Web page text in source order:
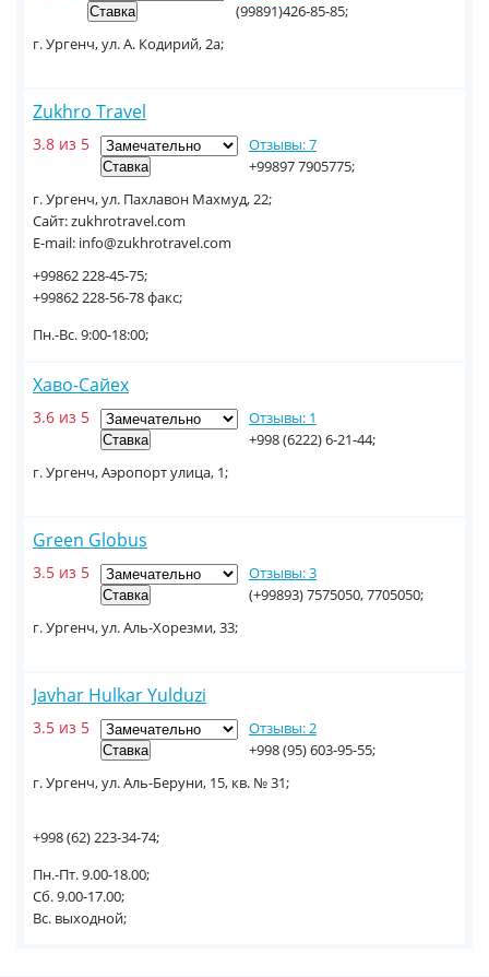
г. Ургенч, ул. А. Кодирий, 2а;
(99891)426-85-85;
Zukhro Travel
3.8 из 5 Отзывы: 7
г. Ургенч, ул. Пахлавон Махмуд, 22;
Сайт: zukhrotravel.com
E-mail: info@zukhrotravel.com
+99897 7905775;
+99862 228-45-75;
+99862 228-56-78 факс;
Пн.-Вс. 9:00-18:00;
Хаво-Сайех
3.6 из 5 Отзывы: 1
г. Ургенч, Аэропорт улица, 1;
+998 (6222) 6-21-44;
Green Globus
3.5 из 5 Отзывы: 3
г. Ургенч, ул. Аль-Хорезми, 33;
(+99893) 7575050, 7705050;
Javhar Hulkar Yulduzi
3.5 из 5 Отзывы: 2
г. Ургенч, ул. Аль-Беруни, 15, кв. № 31;
+998 (95) 603-95-55;
+998 (62) 223-34-74;
Пн.-Пт. 9.00-18.00;
Сб. 9.00-17.00;
Вс. выходной;